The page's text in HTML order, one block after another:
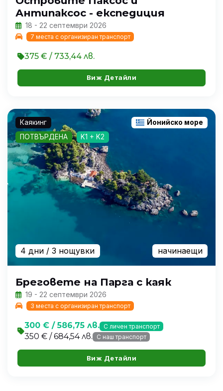
Антипаксос - експедиция
18 - 22 септември 2026
7 места с организиран транспорт
375 € / 733,44 лв.
Виж Детайли
Каякинг
Йонийско море
ПОТВЪРДЕНА
K1 + K2
4 дни / 3 нощувки начинаещи
Бреговете на Парга с каяк
19 - 22 септември 2026
3 места с организиран транспорт
300 € / 586,75 лв. С личен транспорт
350 € / 684,54 лв. С наш транспорт
Виж Детайли